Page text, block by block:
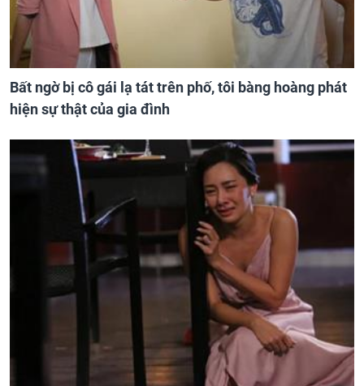
Bất ngờ bị cô gái lạ tát trên phố, tôi bàng hoàng phát
hiện sự thật của gia đình